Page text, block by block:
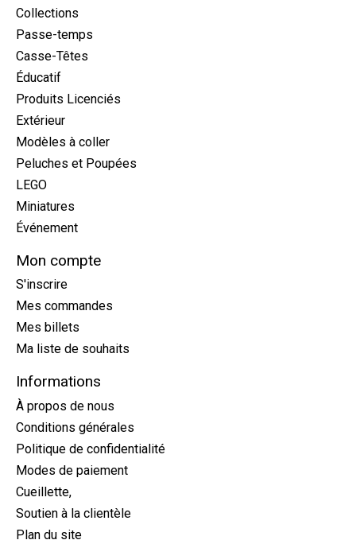
Collections
Passe-temps
Casse-Têtes
Éducatif
Produits Licenciés
Extérieur
Modèles à coller
Peluches et Poupées
LEGO
Miniatures
Événement
Mon compte
S'inscrire
Mes commandes
Mes billets
Ma liste de souhaits
Informations
À propos de nous
Conditions générales
Politique de confidentialité
Modes de paiement
Cueillette,
Soutien à la clientèle
Plan du site